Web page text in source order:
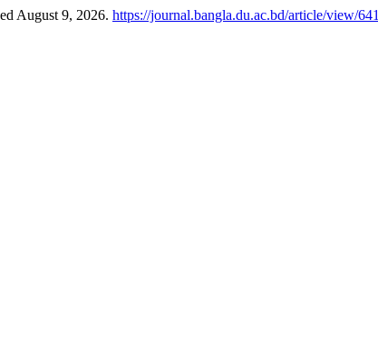
August 9, 2026. https://journal.bangla.du.ac.bd/article/view/641